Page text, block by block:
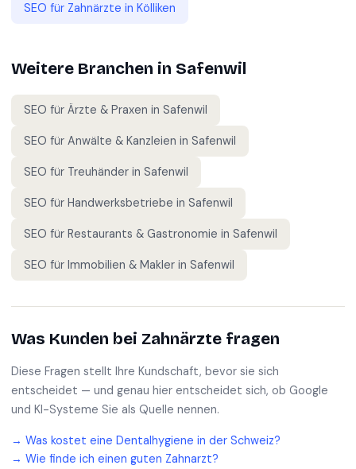
SEO für Zahnärzte in Kölliken
Weitere Branchen in Safenwil
SEO für Ärzte & Praxen in Safenwil
SEO für Anwälte & Kanzleien in Safenwil
SEO für Treuhänder in Safenwil
SEO für Handwerksbetriebe in Safenwil
SEO für Restaurants & Gastronomie in Safenwil
SEO für Immobilien & Makler in Safenwil
Was Kunden bei Zahnärzte fragen
Diese Fragen stellt Ihre Kundschaft, bevor sie sich
entscheidet — und genau hier entscheidet sich, ob Google
und KI-Systeme Sie als Quelle nennen.
→ Was kostet eine Dentalhygiene in der Schweiz?
→ Wie finde ich einen guten Zahnarzt?